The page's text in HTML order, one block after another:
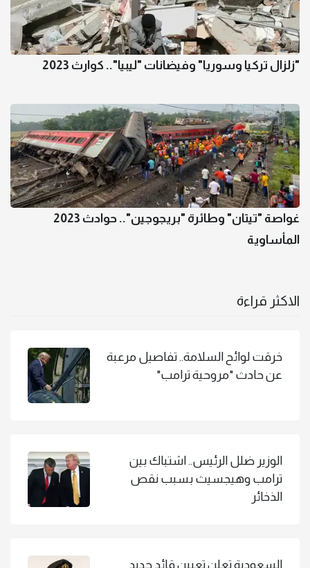
"زلزال تركيا وسوريا" وفيضانات "ليبيا".. كوارث 2023
غواصة "تيتان" وطائرة "بريجوجين".. حوادث 2023
المأساوية
الاكثر قراءة
خرقت لوائح السلامة.. تفاصيل مرعبة
عن حادث "مروحية ترامب"
الوزير ضلل الرئيس.. اشتباك بين
ترامب وهيجسيث بسبب نقص
الذخائر
السعودية تعلن تعيين قائد جديد